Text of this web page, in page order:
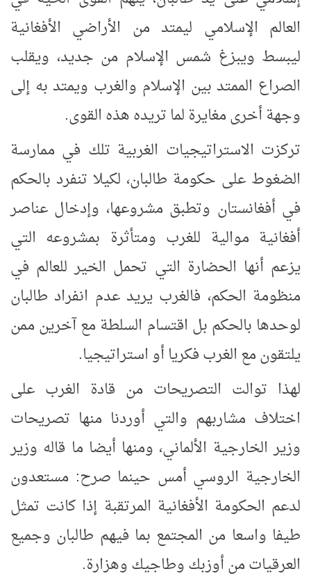
العالم الإسلامي ليمتد من الأراضي الأفغانية
ليبسط ويبزغ شمس الإسلام من جديد، ويقلب
الصراع الممتد بين الإسلام والغرب ويمتد به إلى
وجهة أخرى مغايرة لما تريده هذه القوى.
تركزت الاستراتيجيات الغربية تلك في ممارسة
الضغوط على حكومة طالبان، لكيلا تنفرد بالحكم
في أفغانستان وتطبق مشروعها، وإدخال عناصر
أفغانية موالية للغرب ومتأثرة بمشروعه التي
يزعم أنها الحضارة التي تحمل الخير للعالم في
منظومة الحكم، فالغرب يريد عدم انفراد طالبان
لوحدها بالحكم بل اقتسام السلطة مع آخرين ممن
يلتقون مع الغرب فكريا أو استراتيجيا.
لهذا توالت التصريحات من قادة الغرب على
اختلاف مشاربهم والتي أوردنا منها تصريحات
وزير الخارجية الألماني، ومنها أيضا ما قاله وزير
الخارجية الروسي أمس حينما صرح: مستعدون
لدعم الحكومة الأفغانية المرتقبة إذا كانت تمثل
طيفا واسعا من المجتمع بما فيهم طالبان وجميع
العرقيات من أوزبك وطاجيك وهزارة.